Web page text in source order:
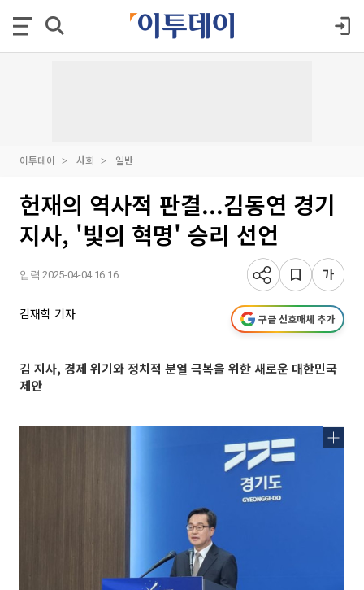
이투데이 사회 일반
헌재의 역사적 판결...김동연 경기
지사, '빛의 혁명' 승리 선언
입력 2025-04-04 16:16
김재학 기자 구글 선호매체 추가
김 지사, 경제 위기와 정치적 분열 극복을 위한 새로운 대한민국
제안